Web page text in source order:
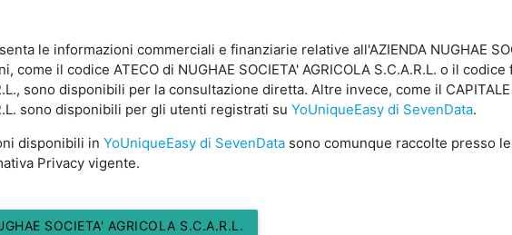
le informazioni commerciali e finanziarie relative all'AZIENDA NUGHAE
come il codice ATECO di NUGHAE SOCIETA' AGRICOLA S.C.A.R.L. o il codice
sono disponibili per la consultazione diretta. Altre invece, come il CAPITALE
sono disponibili per gli utenti registrati su YoUniqueEasy di SevenData.
disponibili in YoUniqueEasy di SevenDatasono comunque raccolte presso
Privacy vigente.
SOCIETA' AGRICOLA S.C.A.R.L.